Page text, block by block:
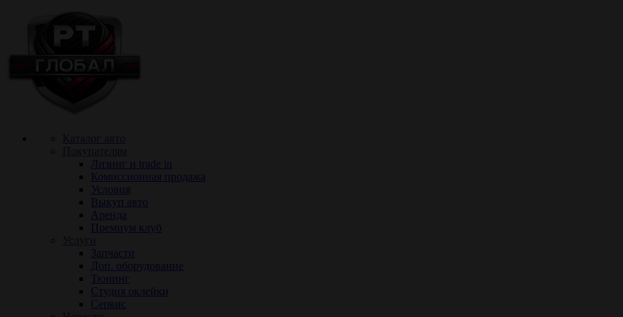
Лизинг и trade in
Комиссионная продажа
Условия
Выкуп авто
Аренда
Премиум клуб
Запчасти
Доп. оборудование
Тюнинг
Cтудия оклейки
Сервис